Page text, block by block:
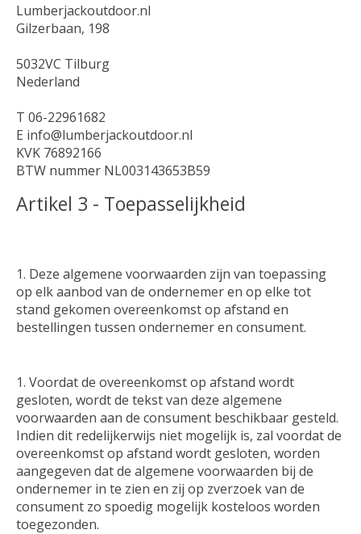
Lumberjackoutdoor.nl
Gilzerbaan, 198
5032VC Tilburg
Nederland
T 06-22961682
E info@lumberjackoutdoor.nl
KVK 76892166
BTW nummer NL003143653B59
Artikel 3 - Toepasselijkheid
Deze algemene voorwaarden zijn van toepassing
op elk aanbod van de ondernemer en op elke tot
stand gekomen overeenkomst op afstand en
bestellingen tussen ondernemer en consument.
Voordat de overeenkomst op afstand wordt
gesloten, wordt de tekst van deze algemene
voorwaarden aan de consument beschikbaar gesteld.
Indien dit redelijkerwijs niet mogelijk is, zal voordat de
overeenkomst op afstand wordt gesloten, worden
aangegeven dat de algemene voorwaarden bij de
ondernemer in te zien en zij op zverzoek van de
consument zo spoedig mogelijk kosteloos worden
toegezonden.